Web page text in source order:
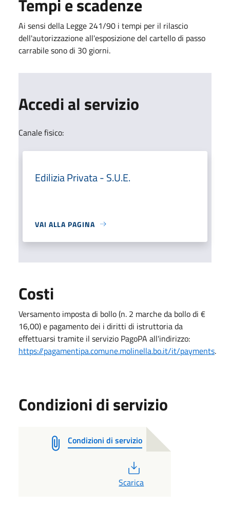
Tempi e scadenze
Ai sensi della Legge 241/90 i tempi per il rilascio
dell'autorizzazione all'esposizione del cartello di passo
carrabile sono di 30 giorni.
Accedi al servizio
Canale fisico:
Edilizia Privata - S.U.E.
VAI ALLA PAGINA
Costi
Versamento imposta di bollo (n. 2 marche da bollo di €
16,00) e pagamento dei i diritti di istruttoria da
effettuarsi tramite il servizio PagoPA all'indirizzo:
https://pagamentipa.comune.molinella.bo.it/it/payments.
Condizioni di servizio
Condizioni di servizio
Scarica